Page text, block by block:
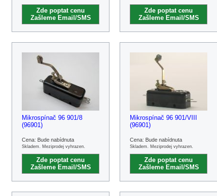
Zde poptat cenu
Zašleme Email/SMS
Zde poptat cenu
Zašleme Email/SMS
Mikrospínač 96 901/8
(96901)
Cena: Bude nabídnuta
Skladem. Meziprodej vyhrazen.
Zde poptat cenu
Zašleme Email/SMS
Mikrospínač 96 901/VIII
(96901)
Cena: Bude nabídnuta
Skladem. Meziprodej vyhrazen.
Zde poptat cenu
Zašleme Email/SMS